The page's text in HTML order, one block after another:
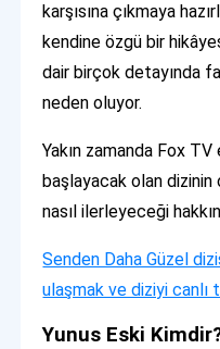
karşısına çıkmaya
kendine özgü bir
dair birçok detayında
neden oluyor.
Yakın zamanda Fox TV
başlayacak olan
nasıl ilerleyeceği
Senden Daha Güzel
ulaşmak ve diziyi canlı
Yunus Eski